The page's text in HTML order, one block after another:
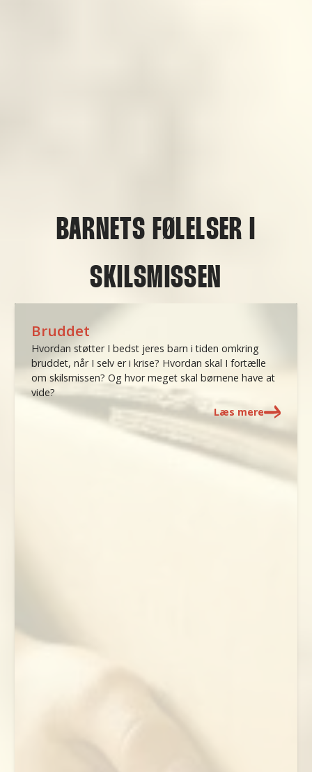
BARNETS FØLELSER I
SKILSMISSEN
Bruddet
Hvordan støtter I bedst jeres barn i tiden omkring
bruddet, når I selv er i krise? Hvordan skal I fortælle
om skilsmissen? Og hvor meget skal børnene have at
vide?
Læs mere